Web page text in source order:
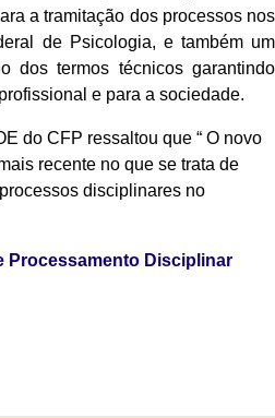
a tramitação dos processos nos
de Psicologia, e também um
dos termos técnicos garantindo
e para a sociedade.
do CFP ressaltou que “ O novo
recente no que se trata de
disciplinares no
Processamento Disciplinar